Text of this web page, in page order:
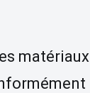
matériaux